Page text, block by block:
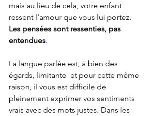
mais au lieu de cela, votre enfant
ressent l’amour que vous lui portez.
Les pensées sont ressenties, pas
entendues.
La langue parlée est, à bien des
égards, limitante  et pour cette même
raison, il vous est difficile de
pleinement exprimer vos sentiments
vrais avec des mots justes. Dans les